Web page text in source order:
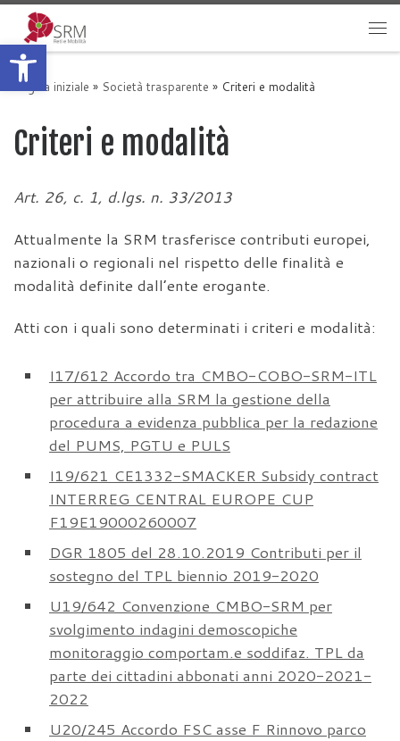
Apri la barra degli strumenti
Passa al contenuto
Pagina iniziale » Società trasparente » Criteri e modalità
Criteri e modalità
Art. 26, c. 1, d.lgs. n. 33/2013
Attualmente la SRM trasferisce contributi europei,
nazionali o regionali nel rispetto delle finalità e
modalità definite dall’ente erogante.
Atti con i quali sono determinati i criteri e modalità:
I17/612 Accordo tra CMBO-COBO-SRM-ITL
per attribuire alla SRM la gestione della
procedura a evidenza pubblica per la redazione
del PUMS, PGTU e PULS
I19/621 CE1332-SMACKER Subsidy contract
INTERREG CENTRAL EUROPE CUP
F19E19000260007
DGR 1805 del 28.10.2019 Contributi per il
sostegno del TPL biennio 2019-2020
U19/642 Convenzione CMBO-SRM per
svolgimento indagini demoscopiche
monitoraggio comportam.e soddifaz. TPL da
parte dei cittadini abbonati anni 2020-2021-
2022
U20/245 Accordo FSC asse F Rinnovo parco